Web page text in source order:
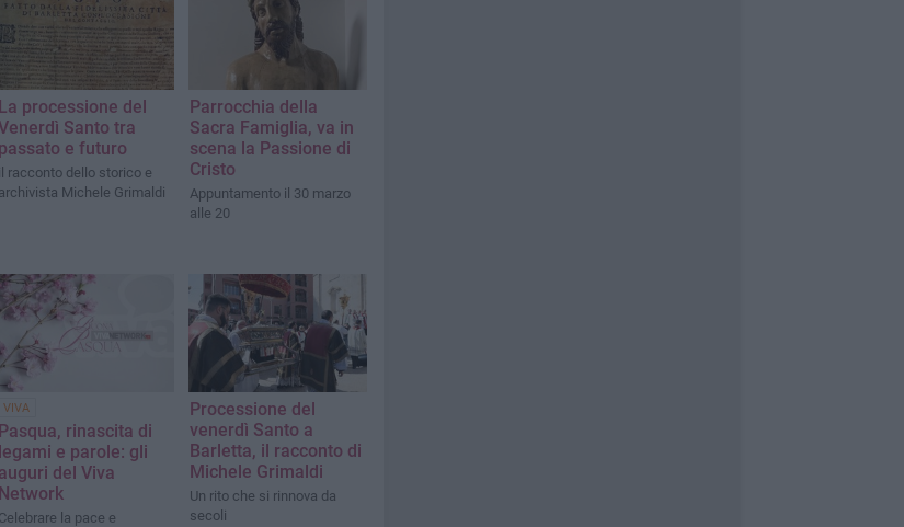
La processione del
Santo tra
passato e futuro
il racconto dello storico e
archivista Michele Grimaldi
Parrocchia della
Sacra Famiglia, va in
scena la Passione di
Cristo
Appuntamento il 30 marzo
alle 20
VIVA
Pasqua, rinascita di
legami e parole: gli
auguri del Viva
Network
Celebrare la pace e
Processione del
venerdì Santo a
Barletta, il racconto di
Michele Grimaldi
Un rito che si rinnova da
secoli